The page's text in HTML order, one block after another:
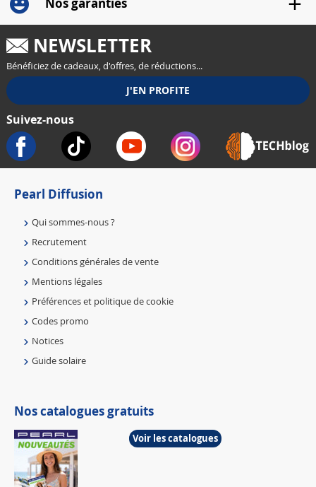
Nos garanties
NEWSLETTER
Bénéficiez de cadeaux, d'offres, de réductions...
Suivez-nous
Pearl Diffusion
Qui sommes-nous ?
Recrutement
Conditions générales de vente
Mentions légales
Préférences et politique de cookie
Codes promo
Notices
Guide solaire
Nos catalogues gratuits
Voir les catalogues